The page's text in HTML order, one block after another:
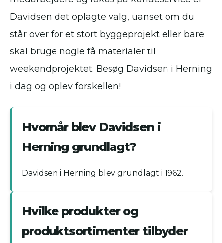
Davidsen det oplagte valg, uanset om du
står over for et stort byggeprojekt eller bare
skal bruge nogle få materialer til
weekendprojektet. Besøg Davidsen i Herning
i dag og oplev forskellen!
Hvornår blev Davidsen i
Herning grundlagt?
Davidsen i Herning blev grundlagt i 1962.
Hvilke produkter og
produktsortimenter tilbyder